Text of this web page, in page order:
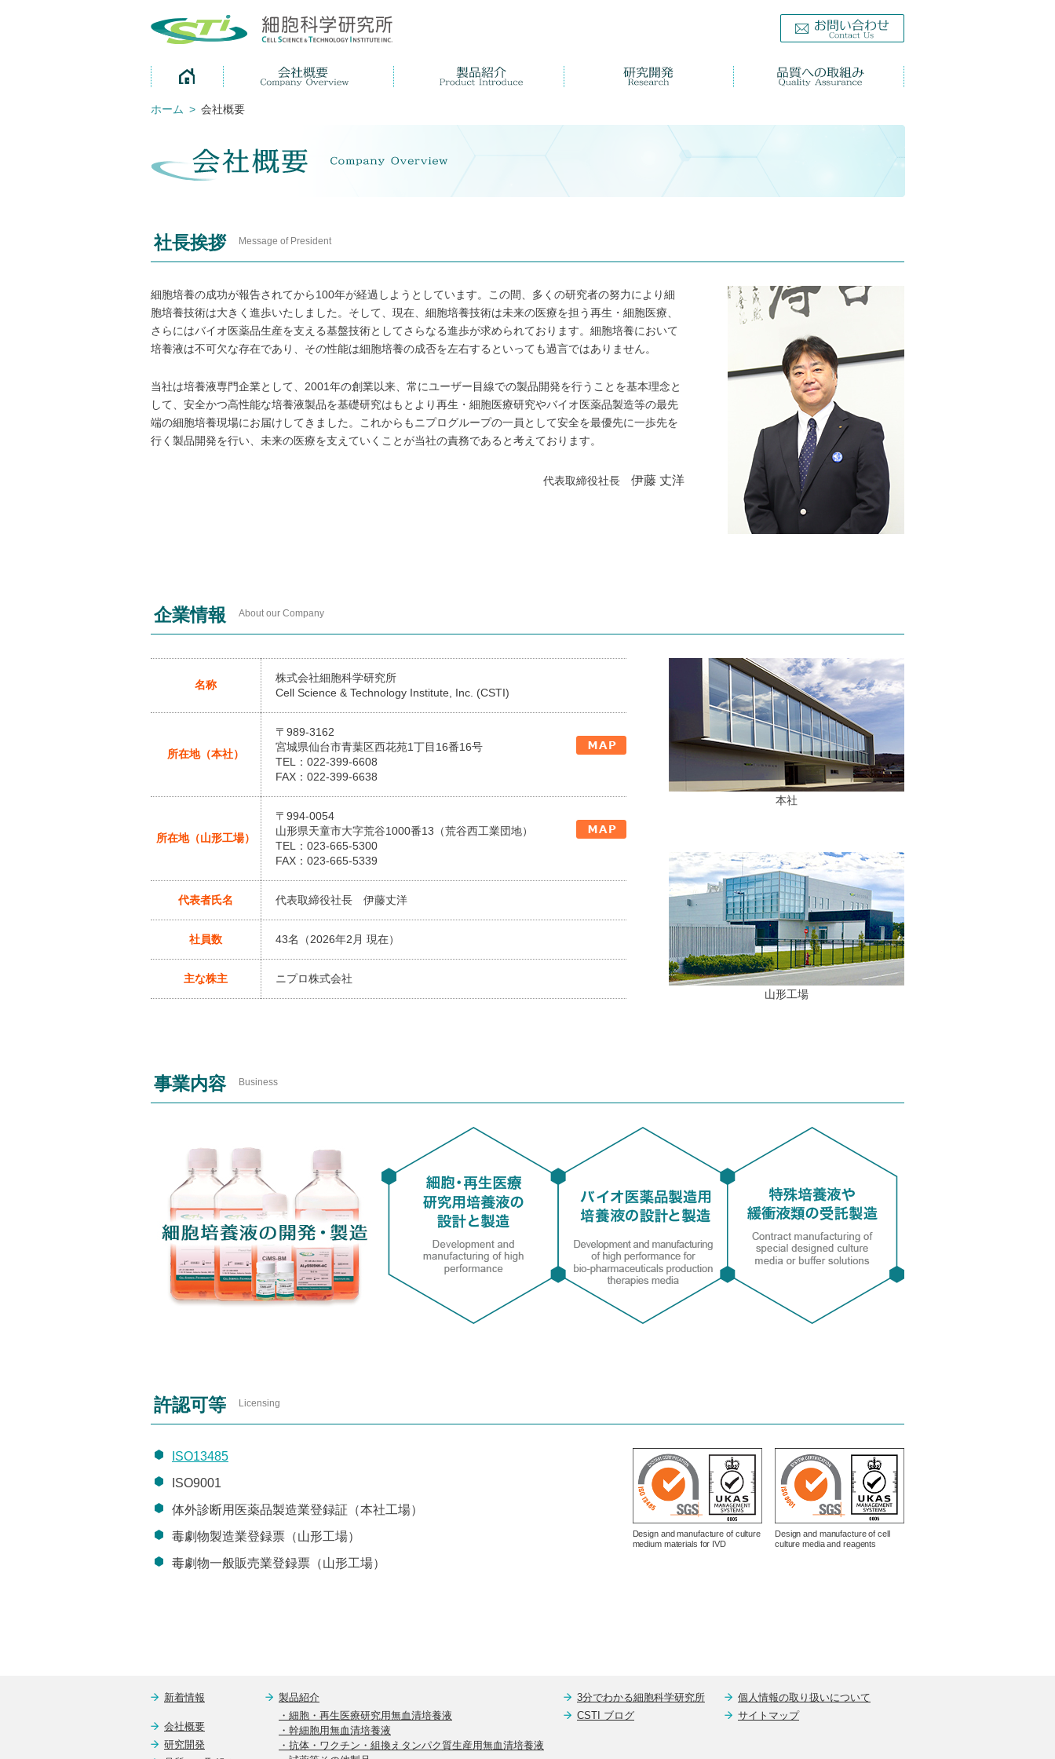
ホーム > 会社概要
社長挨拶 Message of President
細胞培養の成功が報告されてから100年が経過しようとしています。この間、多くの研究者の努力により細
胞培養技術は大きく進歩いたしました。そして、現在、細胞培養技術は未来の医療を担う再生・細胞医療、
さらにはバイオ医薬品生産を支える基盤技術としてさらなる進歩が求められております。細胞培養において
培養液は不可欠な存在であり、その性能は細胞培養の成否を左右するといっても過言ではありません。
当社は培養液専門企業として、2001年の創業以来、常にユーザー目線での製品開発を行うことを基本理念と
して、安全かつ高性能な培養液製品を基礎研究はもとより再生・細胞医療研究やバイオ医薬品製造等の最先
端の細胞培養現場にお届けしてきました。これからもニプログループの一員として安全を最優先に一歩先を
行く製品開発を行い、未来の医療を支えていくことが当社の責務であると考えております。
代表取締役社長 伊藤 丈洋
企業情報 About our Company
名称
株式会社細胞科学研究所
Cell Science & Technology Institute, Inc. (CSTI)
所在地（本社）
〒989-3162
宮城県仙台市青葉区西花苑1丁目16番16号
TEL：022-399-6608
FAX：022-399-6638
所在地（山形工場）
〒994-0054
山形県天童市大字荒谷1000番13（荒谷西工業団地）
TEL：023-665-5300
FAX：023-665-5339
代表者氏名 代表取締役社長 伊藤丈洋
社員数 43名（2026年2月 現在）
主な株主 ニプロ株式会社
本社
山形工場
事業内容 Business
許認可等 Licensing
ISO13485
ISO9001
体外診断用医薬品製造業登録証（本社工場）
毒劇物製造業登録票（山形工場）
毒劇物一般販売業登録票（山形工場）
Design and manufacture of culture
medium materials for IVD
Design and manufacture of cell
culture media and reagents
新着情報
会社概要
研究開発
製品紹介
・細胞・再生医療研究用無血清培養液
・幹細胞用無血清培養液
・抗体・ワクチン・組換えタンパク質生産用無血清培養液
3分でわかる細胞科学研究所
CSTI ブログ
個人情報の取り扱いについて
サイトマップ